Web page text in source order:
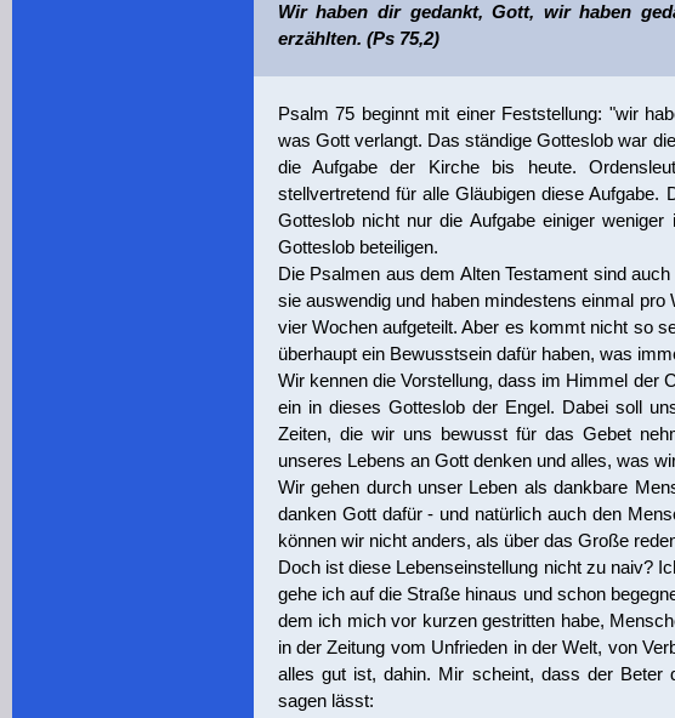
Wir haben dir gedankt, Gott, wir haben
erzählten. (Ps 75,2)
Psalm 75 beginnt mit einer Feststellung: "wir
was Gott verlangt. Das ständige Gotteslob war
die Aufgabe der Kirche bis heute.
stellvertretend für alle Gläubigen diese
Gotteslob nicht nur die Aufgabe einiger
Gotteslob beteiligen.
Die Psalmen aus dem Alten Testament sind
sie auswendig und haben mindestens einmal
vier Wochen aufgeteilt. Aber es kommt nicht so
überhaupt ein Bewusstsein dafür haben, was
Wir kennen die Vorstellung, dass im Himmel der
ein in dieses Gotteslob der Engel. Dabei soll
Zeiten, die wir uns bewusst für das Gebet
unseres Lebens an Gott denken und alles, was
Wir gehen durch unser Leben als dankbare
danken Gott dafür - und natürlich auch den
können wir nicht anders, als über das Große
Doch ist diese Lebenseinstellung nicht zu naiv?
gehe ich auf die Straße hinaus und schon
dem ich mich vor kurzen gestritten habe,
in der Zeitung vom Unfrieden in der Welt, von
alles gut ist, dahin. Mir scheint, dass der Beter
sagen lässt: